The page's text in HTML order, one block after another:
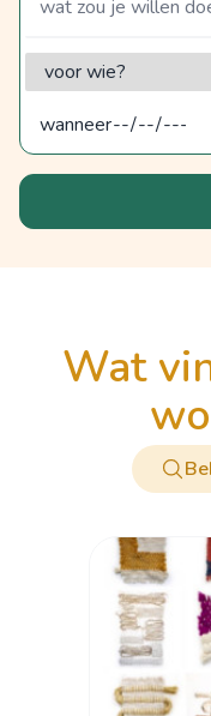
voor wie?
wat vind je van deze